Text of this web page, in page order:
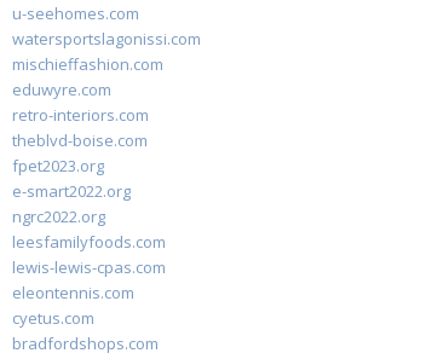
u-seehomes.com
watersportslagonissi.com
mischieffashion.com
eduwyre.com
retro-interiors.com
theblvd-boise.com
fpet2023.org
e-smart2022.org
ngrc2022.org
leesfamilyfoods.com
lewis-lewis-cpas.com
eleontennis.com
cyetus.com
bradfordshops.com